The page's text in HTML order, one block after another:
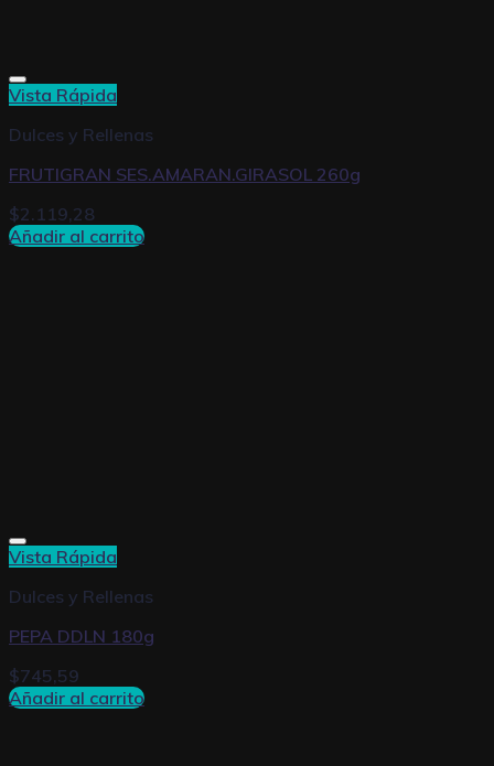
Vista Rápida
Dulces y Rellenas
FRUTIGRAN SES.AMARAN.GIRASOL 260g
$2.119,28
Añadir al carrito
Vista Rápida
Dulces y Rellenas
PEPA DDLN 180g
$745,59
Añadir al carrito